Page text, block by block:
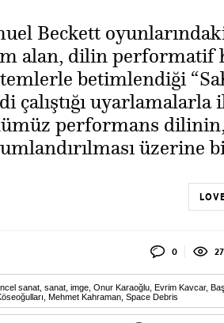
Beckett
alan, dilin performatif
betimlendiği
çalıştığı
performans
üzerine
0
sanat sanat imge Onur Karaoğlu Evrim Kavcar,
Mehmet Kahraman Space Debris